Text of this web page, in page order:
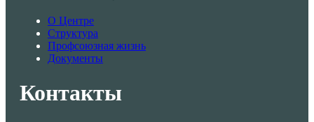
О Центре
Структура
Профсоюзная жизнь
Документы
Контакты